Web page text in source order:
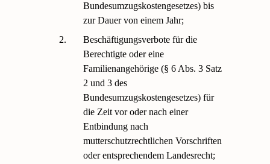
Bundesumzugskostengesetzes) bis
zur Dauer von einem Jahr;
2.
Beschäftigungsverbote für die
Berechtigte oder eine
Familienangehörige (§ 6 Abs. 3 Satz
2 und 3 des
Bundesumzugskostengesetzes) für
die Zeit vor oder nach einer
Entbindung nach
mutterschutzrechtlichen Vorschriften
oder entsprechendem Landesrecht;